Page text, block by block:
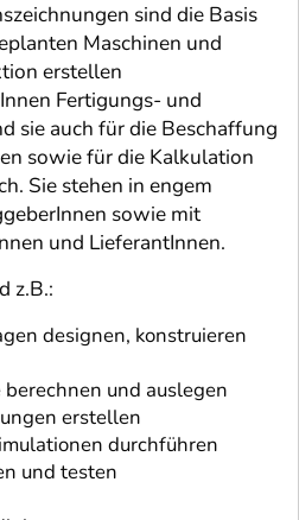
sind die Basis
Maschinen und
erstellen
Fertigungs- und
sie auch für die Beschaffung
sowie für die Kalkulation
Sie stehen in engem
sowie mit
und LieferantInnen.
z.B.:
designen, konstruieren
und auslegen
erstellen
durchführen
und testen